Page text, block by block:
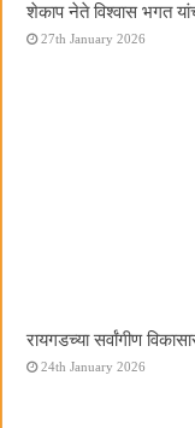
शेकाप नेते विश्वास भगत
27th January 2026
रायगडच्या सर्वांगीण
24th January 2026